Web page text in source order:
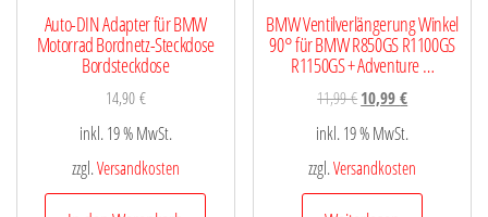
Auto-DIN Adapter für BMW
Motorrad Bordnetz-Steckdose
Bordsteckdose
14,90€
inkl. 19 % MwSt.
zzgl.Versandkosten
BMW Ventilverlängerung Winkel
90° für BMW R850GS R1100GS
R1150GS + Adventure …
11,99€10,99€
inkl. 19 % MwSt.
zzgl.Versandkosten